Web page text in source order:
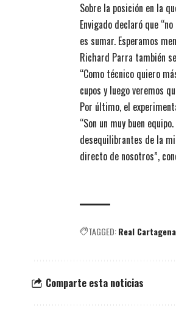
Sobre la posición en la
Envigado declaró que
es sumar. Esperamos
Richard Parra también
“Como técnico quiero
cupos y luego veremos
Por último, el
“Son un muy buen
desequilibrantes de la
directo de nosotros”,
TAGGED:Real Cartagena
Comparte esta noticias